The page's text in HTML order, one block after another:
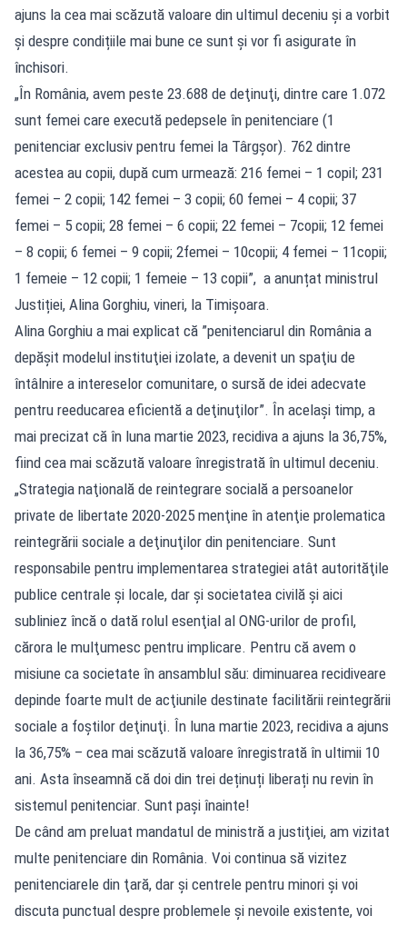
ajuns la cea mai scăzută valoare din ultimul deceniu și a vorbit
și despre condițiile mai bune ce sunt și vor fi asigurate în
închisori.
„În România, avem peste 23.688 de deţinuţi, dintre care 1.072
sunt femei care execută pedepsele în penitenciare (1
penitenciar exclusiv pentru femei la Târgşor). 762 dintre
acestea au copii, după cum urmează: 216 femei – 1 copil; 231
femei – 2 copii; 142 femei – 3 copii; 60 femei – 4 copii; 37
femei – 5 copii; 28 femei – 6 copii; 22 femei – 7copii; 12 femei
– 8 copii; 6 femei – 9 copii; 2femei – 10copii; 4 femei – 11copii;
1 femeie – 12 copii; 1 femeie – 13 copii”, a anunțat ministrul
Justiției, Alina Gorghiu, vineri, la Timișoara.
Alina Gorghiu a mai explicat că ”penitenciarul din România a
depăşit modelul instituţiei izolate, a devenit un spaţiu de
întâlnire a intereselor comunitare, o sursă de idei adecvate
pentru reeducarea eficientă a deţinuţilor”. În același timp, a
mai precizat că în luna martie 2023, recidiva a ajuns la 36,75%,
fiind cea mai scăzută valoare înregistrată în ultimul deceniu.
„Strategia naţională de reintegrare socială a persoanelor
private de libertate 2020-2025 menţine în atenţie prolematica
reintegrării sociale a deţinuţilor din penitenciare. Sunt
responsabile pentru implementarea strategiei atât autorităţile
publice centrale şi locale, dar şi societatea civilă şi aici
subliniez încă o dată rolul esenţial al ONG-urilor de profil,
cărora le mulţumesc pentru implicare. Pentru că avem o
misiune ca societate în ansamblul său: diminuarea recidiveare
depinde foarte mult de acţiunile destinate facilitării reintegrării
sociale a foştilor deţinuţi. În luna martie 2023, recidiva a ajuns
la 36,75% – cea mai scăzută valoare înregistrată în ultimii 10
ani. Asta înseamnă că doi din trei deținuți liberați nu revin în
sistemul penitenciar. Sunt pași înainte!
De când am preluat mandatul de ministră a justiţiei, am vizitat
multe penitenciare din România. Voi continua să vizitez
penitenciarele din ţară, dar şi centrele pentru minori şi voi
discuta punctual despre problemele şi nevoile existente, voi